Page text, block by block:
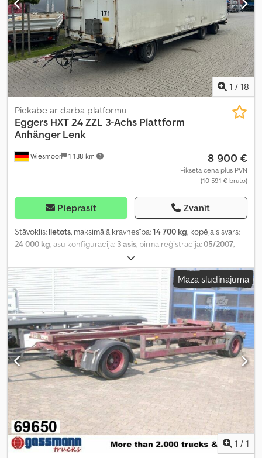
1 / 18
Wiesmoor 1 138 km
Piekabe ar darba platformu
Eggers HXT 24 ZZL 3-Achs Plattform
Anhänger Lenk
8 900 €
Fiksēta cena plus PVN
(10 591 € bruto)
Pieprasīt Zvanīt
Stāvoklis: lietots, maksimālā kravnesība:14 700 kg, kopējais svars:
24 000 kg, asu konfigurācija: 3 asis, pirmā reģistrācija:05/2007,
11/2026, krautuves garums:
iekraušanas vietas platums:2 400 mm, iekraušanas telpas
augstums: 850 mm , kopējais platums:2 550 mm,
Mazā sludinājuma
1 / 1